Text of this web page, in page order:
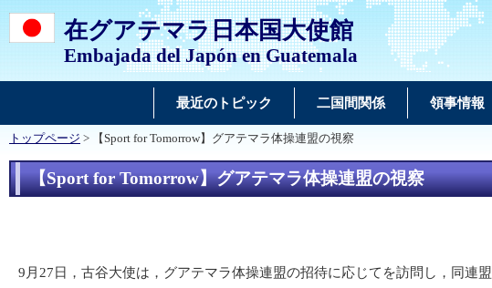
在グアテマラ日本国大使館
Embajada del Japón en Guatemala
最近のトピック 二国間関係 領事情報
トップページ > 【Sport for Tomorrow】グアテマラ体操連盟の視察
【Sport for Tomorrow】グアテマラ体操連盟の視察
9月27日，古谷大使は，グアテマラ体操連盟の招待に応じてを訪問し，同連